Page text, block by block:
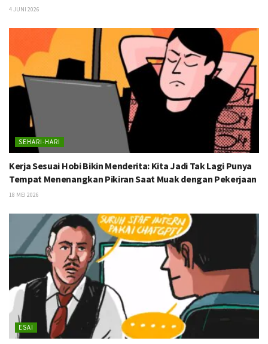
4 JUNI 2026
SEHARI-HARI
Kerja Sesuai Hobi Bikin Menderita: Kita Jadi Tak Lagi Punya
Tempat Menenangkan Pikiran Saat Muak dengan Pekerjaan
18 MEI 2026
ESAI